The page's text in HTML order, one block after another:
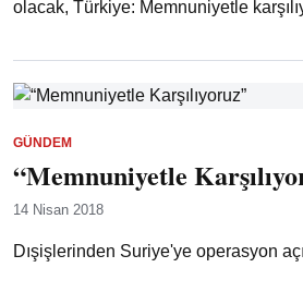
olacak, Türkiye: Memnuniyetle
GÜNDEM
“Memnuniyetle
14 Nisan 2018
Dışişlerinden Suriye'ye operasyon